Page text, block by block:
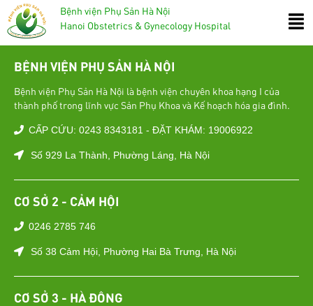
Bệnh viện Phụ Sản Hà Nội
Hanoi Obstetrics & Gynecology Hospital
BỆNH VIỆN PHỤ SẢN HÀ NỘI
Bệnh viện Phụ Sản Hà Nội là bệnh viện chuyên khoa hạng I của
thành phố trong lĩnh vực Sản Phụ Khoa và Kế hoạch hóa gia đình.
CẤP CỨU: 0243 8343181 - ĐẶT KHÁM: 19006922
Số 929 La Thành, Phường Láng, Hà Nội
CƠ SỞ 2 - CẢM HỘI
0246 2785 746
Số 38 Cảm Hội, Phường Hai Bà Trưng, Hà Nội
CƠ SỞ 3 - HÀ ĐÔNG